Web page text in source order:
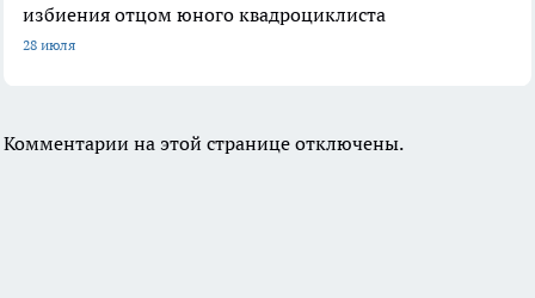
избиения отцом юного квадроциклиста
28 июля
Комментарии на этой странице отключены.